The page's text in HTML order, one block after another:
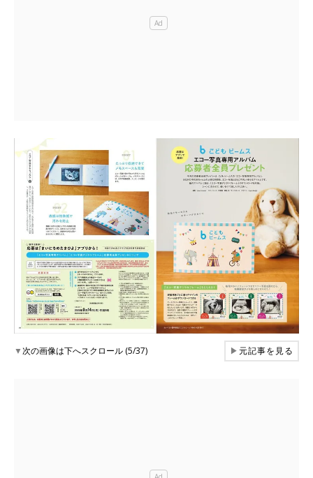
▼次の画像は下へスクロール (5/37) ▶元記事を見る